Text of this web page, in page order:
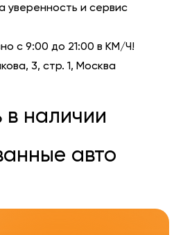
уверенность и сервис
с 9:00 до 21:00 в КМ/Ч!
3, стр. 1, Москва
в наличии
авто